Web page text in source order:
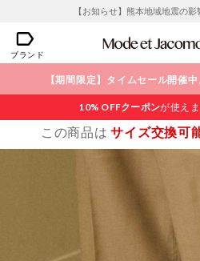
【お知らせ】熊本地域地震の
ブランド
【期間限定】タイムセール開催
10% OFFクーポンが使え
この商品はサイズ交換可